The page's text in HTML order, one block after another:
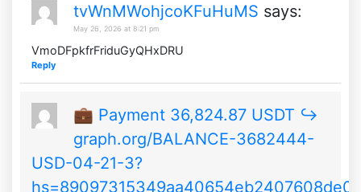
tvWnMWohjcoKFuHuMS says:
May 26, 2026 at 8:21 pm
VmoDFpkfrFriduGyQHxDRU
Reply
💼 Payment 36,824.87 USDT ↪
graph.org/BALANCE-3682444-
USD-04-21-3?